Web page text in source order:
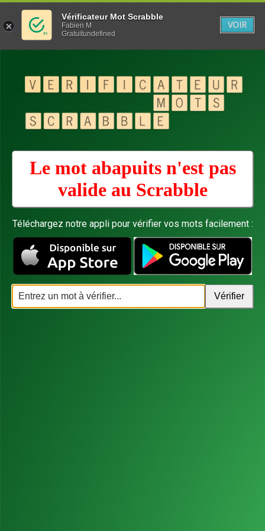
Le mot abapuits n'est pas
valide au Scrabble
Téléchargez notre appli pour vérifier vos mots facilement :
Vérificateur Mot Scrabble
Fabien M
Gratuitundefined
VOIR